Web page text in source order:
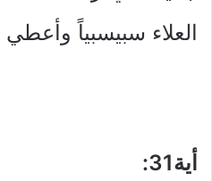
العلاء سبيسبياً
أية31 :